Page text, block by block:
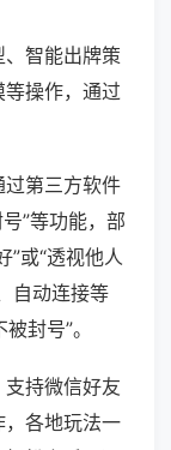
智能出牌策
操作，通过
第三方软件
”等功能，部
”或“透视他人
自动连接等
封号”。
持微信好友
各地玩法一